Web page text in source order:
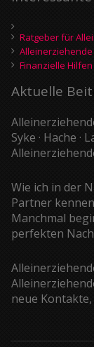
Ratgeber für
Finanzielle
Aktuelle
Syke · Hache
Wie ich in der
Partner
Manchmal
perfekten
neue